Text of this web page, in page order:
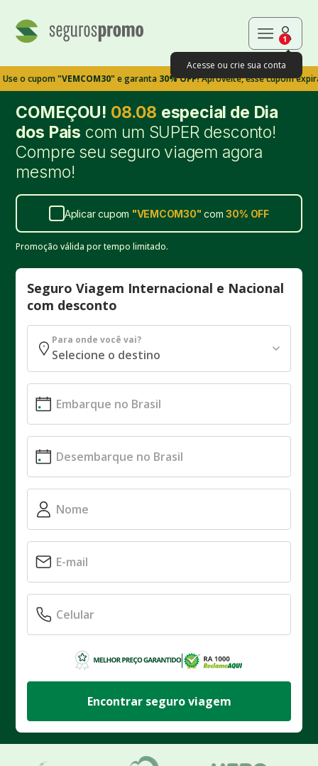
1
Acesse ou crie sua conta
"VEMCOM30"e garanta30% OFF!Aproveite, esse cupom expira em
COMEÇOU! 08.08 especial de Dia
dos Pais com um SUPER desconto!
Compre seu seguro viagem agora
mesmo!
Aplicar cupom "VEMCOM30" com30% OFF
Promoção válida por tempo limitado.
Seguro Viagem Internacional e Nacional
com desconto
Para onde você vai?
Encontrar seguro viagem